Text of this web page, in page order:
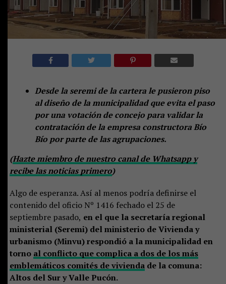
Desde la seremi de la cartera le pusieron piso
al diseño de la municipalidad que evita el paso
por una votación de concejo para validar la
contratación de la empresa constructora Bío
Bío por parte de las agrupaciones.
(Hazte miembro de nuestro canal de Whatsapp y
recibe las noticias primero)
Algo de esperanza. Así al menos podría definirse el
contenido del oficio Nº 1416 fechado el 25 de
septiembre pasado, en el que la secretaría regional
ministerial (Seremi) del ministerio de Vivienda y
urbanismo (Minvu) respondió a la municipalidad en
torno al conflicto que complica a dos de los más
emblemáticos comités de viviendade la comuna:
Altos del Sur y Valle Pucón.